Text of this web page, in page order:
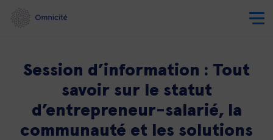
Session d’information : Tout
savoir sur le statut
d’entrepreneur-salarié, la
communauté et les solutions